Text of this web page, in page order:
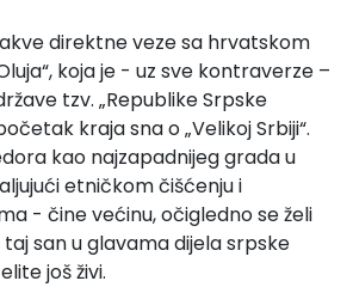
direktne veze sa hrvatskom
koja je - uz sve kontraverze –
tzv. „Republike Srpske
kraja sna o „Velikoj Srbiji“.
kao najzapadnijeg grada u
etničkom čišćenju i
- čine većinu, očigledno se želi
san u glavama dijela srpske
još živi.